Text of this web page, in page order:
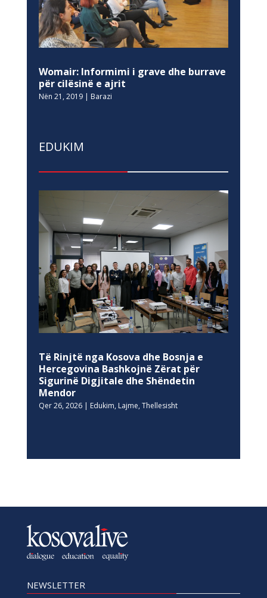
Womair: Informimi i grave dhe burrave
për cilësinë e ajrit
Nën 21, 2019| Barazi
EDUKIM
Të Rinjtë nga Kosova dhe Bosnja e
Hercegovina Bashkojnë Zërat për
Sigurinë Digjitale dhe Shëndetin
Mendor
Qer 26, 2026| Edukim, Lajme, Thellesisht
NEWSLETTER